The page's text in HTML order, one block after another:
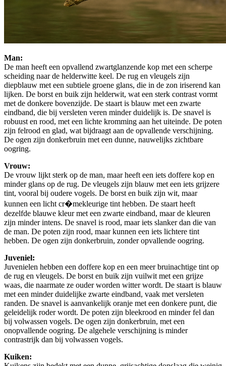
Man:
De man heeft een opvallend zwartglanzende kop met een scherpe
scheiding naar de helderwitte keel. De rug en vleugels zijn
diepblauw met een subtiele groene glans, die in de zon iriserend kan
lijken. De borst en buik zijn helderwit, wat een sterk contrast vormt
met de donkere bovenzijde. De staart is blauw met een zwarte
eindband, die bij versleten veren minder duidelijk is. De snavel is
robuust en rood, met een lichte kromming aan het uiteinde. De poten
zijn felrood en glad, wat bijdraagt aan de opvallende verschijning.
De ogen zijn donkerbruin met een dunne, nauwelijks zichtbare
oogring.
Vrouw:
De vrouw lijkt sterk op de man, maar heeft een iets doffere kop en
minder glans op de rug. De vleugels zijn blauw met een iets grijzere
tint, vooral bij oudere vogels. De borst en buik zijn wit, maar
kunnen een licht cr�mekleurige tint hebben. De staart heeft
dezelfde blauwe kleur met een zwarte eindband, maar de kleuren
zijn minder intens. De snavel is rood, maar iets slanker dan die van
de man. De poten zijn rood, maar kunnen een iets lichtere tint
hebben. De ogen zijn donkerbruin, zonder opvallende oogring.
Juveniel:
Juvenielen hebben een doffere kop en een meer bruinachtige tint op
de rug en vleugels. De borst en buik zijn vuilwit met een grijze
waas, die naarmate ze ouder worden witter wordt. De staart is blauw
met een minder duidelijke zwarte eindband, vaak met versleten
randen. De snavel is aanvankelijk oranje met een donkere punt, die
geleidelijk roder wordt. De poten zijn bleekrood en minder fel dan
bij volwassen vogels. De ogen zijn donkerbruin, met een
onopvallende oogring. De algehele verschijning is minder
contrastrijk dan bij volwassen vogels.
Kuiken: